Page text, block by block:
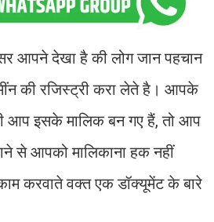
आपने देखा है की लोग जान पहचान
की रजिस्ट्री करा लेते है। आपके
आप इसके मालिक बन गए हैं, तो आप
से आपको मालिकाना हक नहीं
करवाते वक्त एक डॉक्यूमेंट के बारे